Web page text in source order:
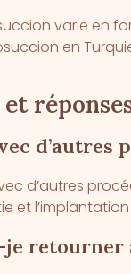
varie en
en
d’autres
d’autres
et
je retourner